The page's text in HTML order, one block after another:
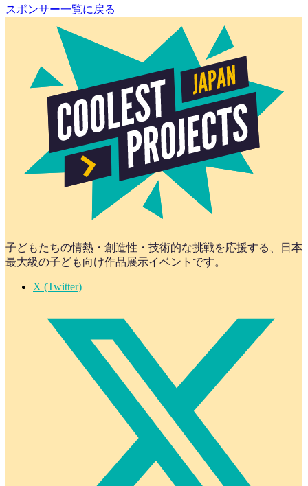
スポンサー一覧に戻る
子どもたちの情熱・創造性・技術的な挑戦を応援する、日本
最大級の子ども向け作品展示イベントです。
X (Twitter)